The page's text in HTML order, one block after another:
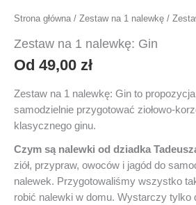
Strona główna / Zestaw na 1 nalewkę /
Zestaw na 1 nalewkę: Gin
Od 49,00 zł
Zestaw na 1 nalewkę: Gin to
samodzielnie przygotować ziołowo-
klasycznego ginu.
Czym są nalewki od dziadka
ziół, przypraw, owoców i jagód do
nalewek. Przygotowaliśmy wszystko
robić nalewki w domu. Wystarczy tylko
Gin